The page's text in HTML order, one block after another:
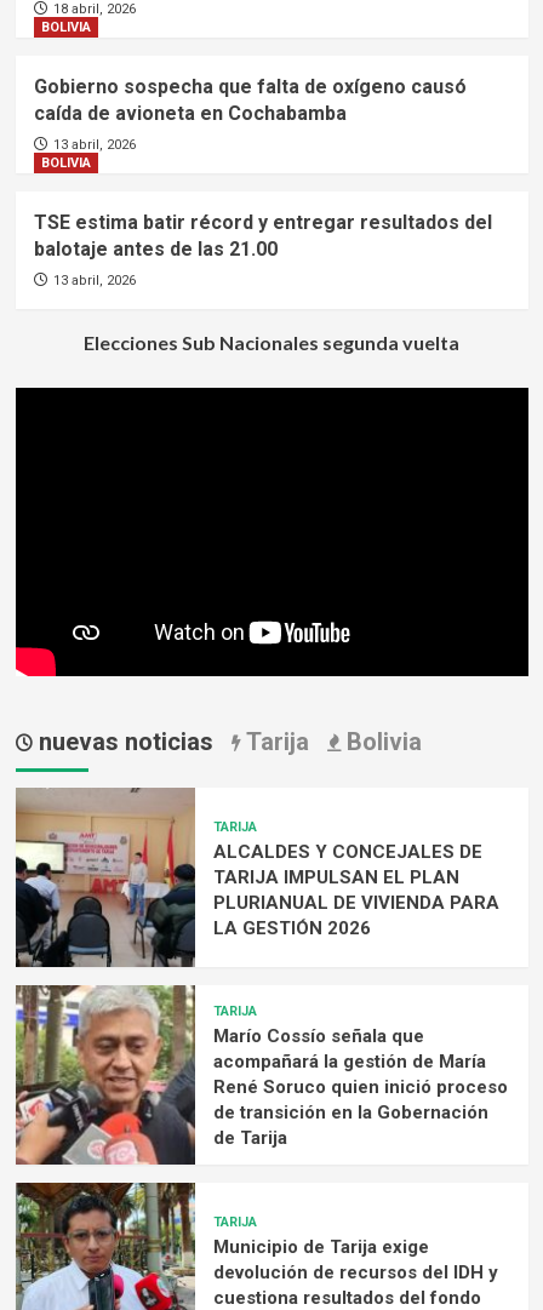
18 abril, 2026
BOLIVIA
Gobierno sospecha que falta de oxígeno causó
caída de avioneta en Cochabamba
13 abril, 2026
BOLIVIA
TSE estima batir récord y entregar resultados del
balotaje antes de las 21.00
13 abril, 2026
Elecciones Sub Nacionales segunda vuelta
nuevas noticias Tarija Bolivia
TARIJA
ALCALDES Y CONCEJALES DE
TARIJA IMPULSAN EL PLAN
PLURIANUAL DE VIVIENDA PARA
LA GESTIÓN 2026
TARIJA
Marío Cossío señala que
acompañará la gestión de María
René Soruco quien inició proceso
de transición en la Gobernación
de Tarija
TARIJA
Municipio de Tarija exige
devolución de recursos del IDH y
cuestiona resultados del fondo